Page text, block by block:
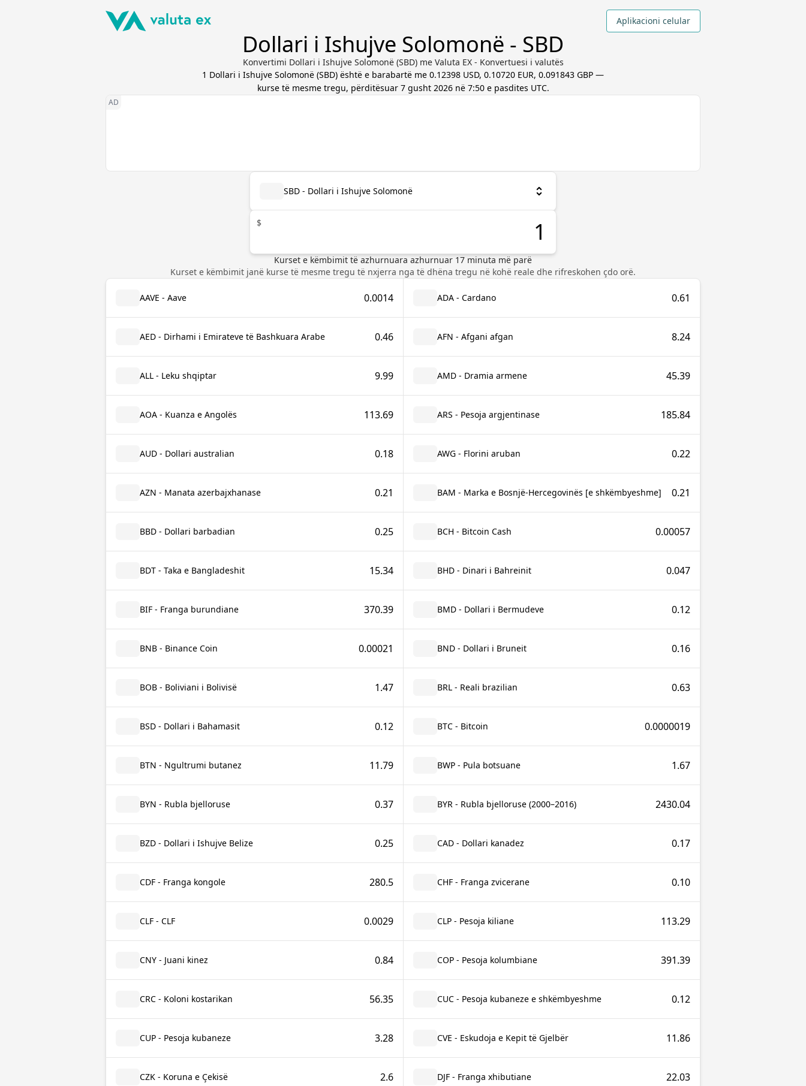
Aplikacioni celular
Dollari i Ishujve Solomonë - SBD
Konvertimi Dollari i Ishujve Solomonë (SBD) me Valuta EX - Konvertuesi i valutës
1 Dollari i Ishujve Solomonë (SBD) është e barabartë me 0.12398 USD, 0.10720 EUR, 0.091843 GBP —
kurse të mesme tregu, përditësuar 7 gusht 2026 në 7:50 e pasdites UTC.
SBD - Dollari i Ishujve Solomonë
$
Kurset e këmbimit të azhurnuara azhurnuar 17 minuta më parë
Kurset e këmbimit janë kurse të mesme tregu të nxjerra nga të dhëna tregu në kohë reale dhe rifreskohen çdo orë.
AAVE - Aave 0.0014 ADA - Cardano 0.61
AED - Dirhami i Emirateve të Bashkuara Arabe 0.46 AFN - Afgani afgan 8.24
ALL - Leku shqiptar 9.99 AMD - Dramia armene 45.39
AOA - Kuanza e Angolës 113.69 ARS - Pesoja argjentinase 185.84
AUD - Dollari australian 0.18 AWG - Florini aruban 0.22
AZN - Manata azerbajxhanase 0.21 BAM - Marka e Bosnjë-Hercegovinës [e shkëmbyeshme] 0.21
BBD - Dollari barbadian 0.25 BCH - Bitcoin Cash 0.00057
BDT - Taka e Bangladeshit 15.34 BHD - Dinari i Bahreinit 0.047
BIF - Franga burundiane 370.39 BMD - Dollari i Bermudeve 0.12
BNB - Binance Coin 0.00021 BND - Dollari i Bruneit 0.16
BOB - Boliviani i Bolivisë 1.47 BRL - Reali brazilian 0.63
BSD - Dollari i Bahamasit 0.12 BTC - Bitcoin 0.0000019
BTN - Ngultrumi butanez 11.79 BWP - Pula botsuane 1.67
BYN - Rubla bjelloruse 0.37 BYR - Rubla bjelloruse (2000–2016) 2430.04
BZD - Dollari i Ishujve Belize 0.25 CAD - Dollari kanadez 0.17
CDF - Franga kongole 280.5 CHF - Franga zvicerane 0.10
CLF - CLF 0.0029 CLP - Pesoja kiliane 113.29
CNY - Juani kinez 0.84 COP - Pesoja kolumbiane 391.39
CRC - Koloni kostarikan 56.35 CUC - Pesoja kubaneze e shkëmbyeshme 0.12
CUP - Pesoja kubaneze 3.28 CVE - Eskudoja e Kepit të Gjelbër 11.86
CZK - Koruna e Çekisë 2.6 DJF - Franga xhibutiane 22.03